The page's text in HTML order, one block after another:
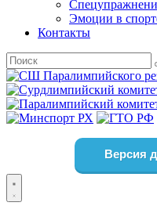
Эмоции в
Контакты
Версия